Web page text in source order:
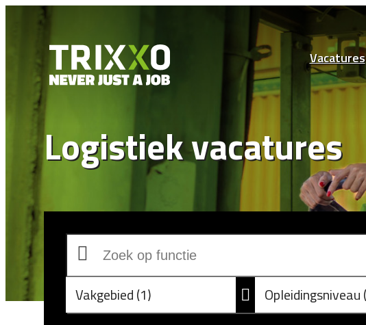
Vacatures
Logistiek vacatures
Vakgebied 1 Opleidingsniveau